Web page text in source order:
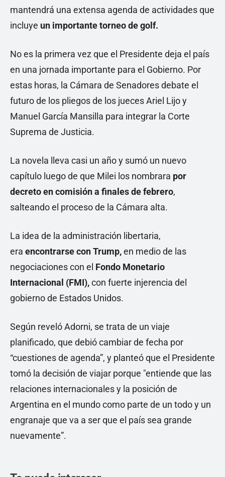
mantendrá una extensa agenda de actividades que
incluye un importante torneo de golf.
No es la primera vez que el Presidente deja el país
en una jornada importante para el Gobierno. Por
estas horas, la Cámara de Senadores debate el
futuro de los pliegos de los jueces Ariel Lijo y
Manuel García Mansilla para integrar la Corte
Suprema de Justicia.
La novela lleva casi un año y sumó un nuevo
capítulo luego de que Milei los nombrara por
decreto en comisión a finales de febrero,
salteando el proceso de la Cámara alta.
La idea de la administración libertaria,
era encontrarse con Trump,en medio de las
negociaciones con el Fondo Monetario
Internacional (FMI),con fuerte injerencia del
gobierno de Estados Unidos.
Según reveló Adorni, se trata de un viaje
planificado, que debió cambiar de fecha por
“cuestiones de agenda”, y planteó que el Presidente
tomó la decisión de viajar porque "entiende que las
relaciones internacionales y la posición de
Argentina en el mundo como parte de un todo y un
engranaje que va a ser que el país sea grande
nuevamente”.